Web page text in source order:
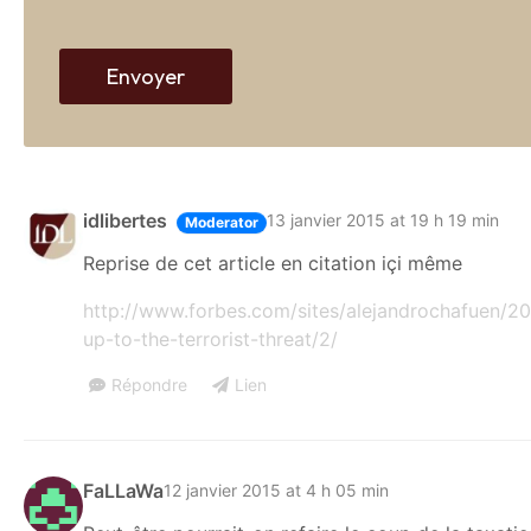
idlibertes Moderator 13 janvier 2015 at 19 h 19 min
Reprise de cet article en citation içi même
http://www.forbes.com/sites/alejandrochafuen/
up-to-the-terrorist-threat/2/
Répondre Lien
FaLLaWa12 janvier 2015 at 4 h 05 min
Envoyer